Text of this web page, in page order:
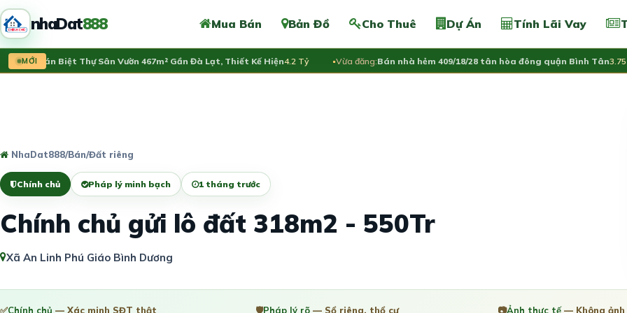
nhaDat888 Mua Bán Bản Đồ Cho Thuê Dự Án Tính Lãi Vay
MỚI
Bán Biệt Thự Sân Vườn 467m² Gần Đà Lạt, Thiết Kế Hiện 4.2 Tỷ Vừa đăng:Bán nhà hẻm 409/18/28 tân hòa đông quận Bình Tân 3.75 Tỷ
NhaDat888/Bán/Đất riêng
Chính chủ Pháp lý minh bạch 1 tháng trước
Chính chủ gửi lô đất 318m2 - 550Tr
Xã An Linh Phú Giáo Bình Dương
✅Chính chủ — Xác minh SĐT thật 🛡️Pháp lý rõ — Sổ riêng, thổ cư 📷Ảnh thực tế— Không ảnh